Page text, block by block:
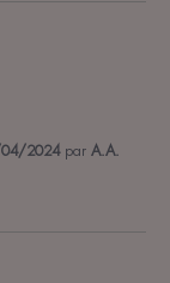
2024 par A.A.